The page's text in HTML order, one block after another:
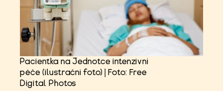
Pacientka na Jednotce intenzivní
péče (ilustrační foto) | Foto: Free
Digital Photos